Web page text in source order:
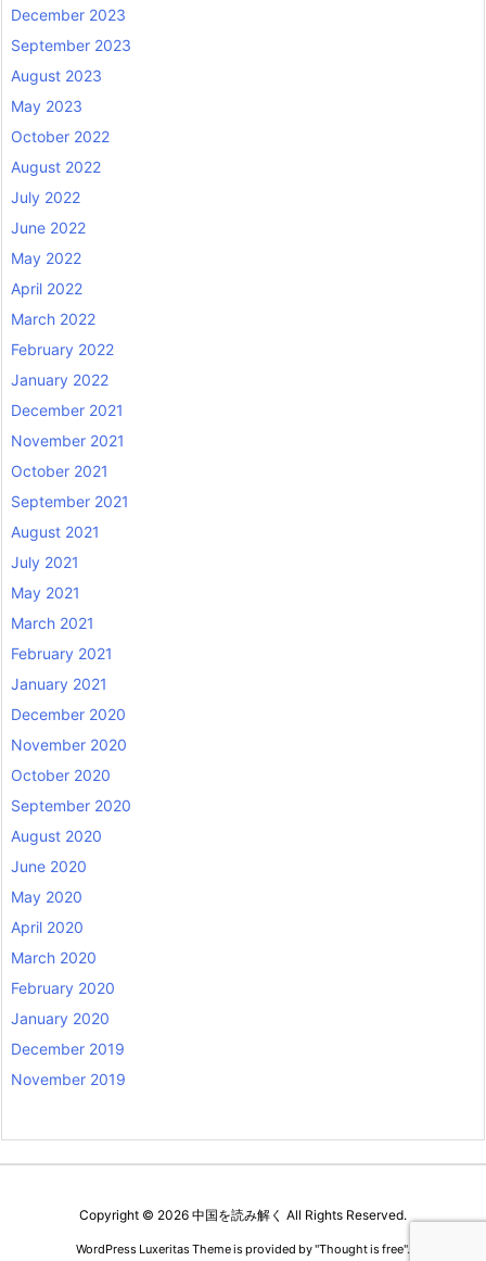
December 2023
September 2023
August 2023
May 2023
October 2022
August 2022
July 2022
June 2022
May 2022
April 2022
March 2022
February 2022
January 2022
December 2021
November 2021
October 2021
September 2021
August 2021
July 2021
May 2021
March 2021
February 2021
January 2021
December 2020
November 2020
October 2020
September 2020
August 2020
June 2020
May 2020
April 2020
March 2020
February 2020
January 2020
December 2019
November 2019
Copyright © 2026 中国を読み解く All Rights Reserved.
WordPress Luxeritas Theme is provided by "Thought is free".